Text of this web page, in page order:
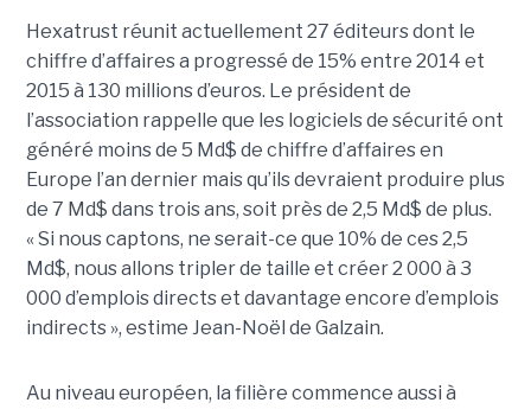
Hexatrust réunit actuellement 27 éditeurs dont le
chiffre d’affaires a progressé de 15% entre 2014 et
2015 à 130 millions d’euros. Le président de
l’association rappelle que les logiciels de sécurité ont
généré moins de 5 Md$ de chiffre d’affaires en
Europe l’an dernier mais qu’ils devraient produire plus
de 7 Md$ dans trois ans, soit près de 2,5 Md$ de plus.
« Si nous captons, ne serait-ce que 10% de ces 2,5
Md$, nous allons tripler de taille et créer 2 000 à 3
000 d’emplois directs et davantage encore d’emplois
indirects », estime Jean-Noël de Galzain.
Au niveau européen, la filière commence aussi à